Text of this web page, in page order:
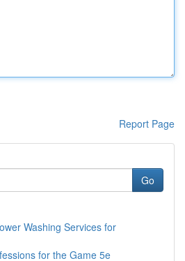
Report Page
Go
Washing Services for
for the Game 5e